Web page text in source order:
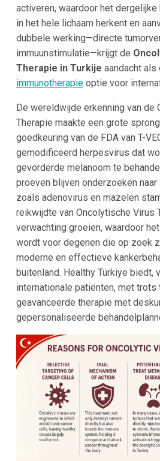
activeren, waardoor het
in het hele lichaam herkent en
dubbele werking—directe
immuunstimulatie—krijgt de
Therapie in Turkije aandacht als
immunotherapieoptie voor
De wereldwijde erkenning van de
Therapie maakte een grote
goedkeuring van de FDA van T-
gemodificeerd herpesvirus dat
gevorderde melanoom te
proeven blijven onderzoeken
zoals adenovirus en mazelen
reikwijdte van Oncolytische Virus
verwachting groeien, waardoor
wordt voor degenen die op zoek
moderne en effectieve
buitenland. Healthy Türkiye biedt,
internationale patiënten, met
geavanceerde therapie met
gepersonaliseerde